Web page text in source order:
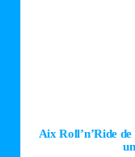
Aix Roll’n’Ride